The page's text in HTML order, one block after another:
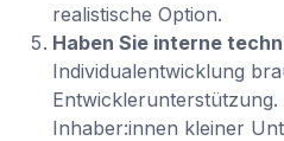
realistische Option.
Haben Sie interne
Individualentwicklung
Entwicklerunterstützung.
Inhaber:innen kleiner